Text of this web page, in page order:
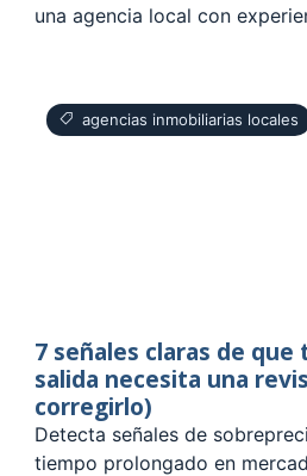
una agencia local con
agencias inmobiliarias locales
7 señales claras de que
salida necesita una
corregirlo)
Detecta señales de
tiempo prolongado en